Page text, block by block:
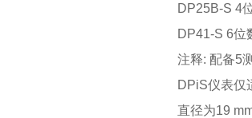
DP25B-S 4
DP41-S 6位
注释: 配备5
DPiS仪表仅
直径为19